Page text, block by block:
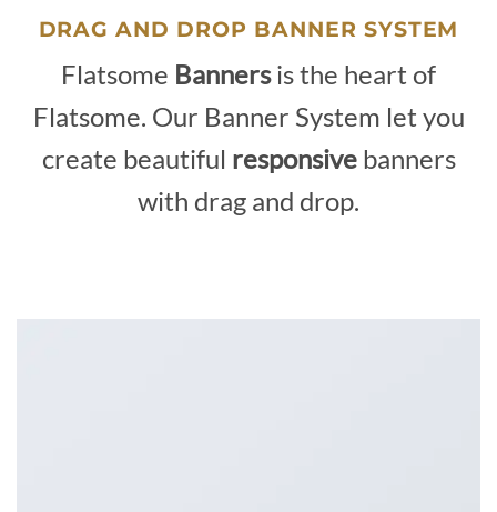
DRAG AND DROP BANNER SYSTEM
Flatsome Bannersis the heart of
Flatsome. Our Banner System let you
create beautiful responsivebanners
with drag and drop.